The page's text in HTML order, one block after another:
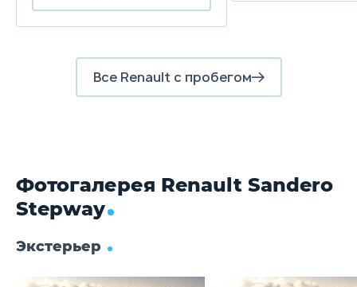
поперечной устойчивости или без него
ДисковыеВсе Renault с пробегом
Фотогалерея Renault Sandero
Stepway
Экстерьер